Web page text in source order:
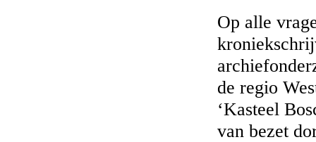
Op alle
de regio
‘Kasteel
van bezet